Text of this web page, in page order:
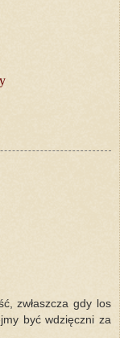
zwłaszcza gdy los
być wdzięczni za